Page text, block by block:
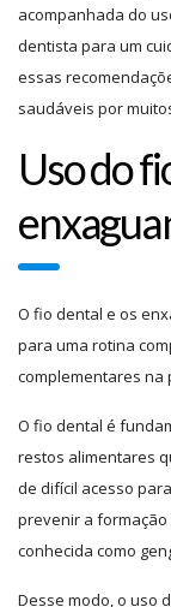
acompanhada do
dentista para um
essas
saudáveis por
Uso do
O fio dental e os
para uma rotina
complementares na
O fio dental é
restos alimentares
de difícil acesso
prevenir a
conhecida como
Desse modo, o uso